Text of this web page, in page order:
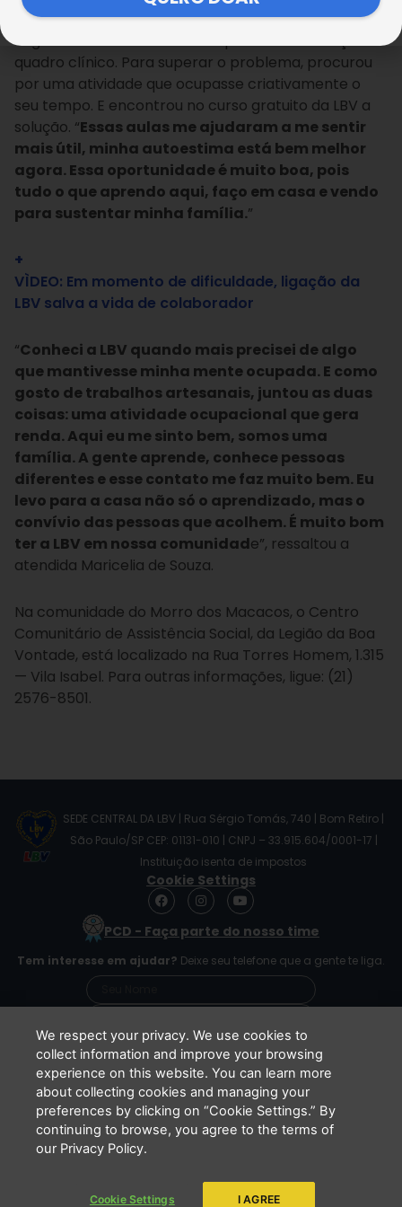
A atendida Gina Clara sofria de depressão. As horas
vagas em casa colaboravam para a manutenção do
quadro clínico. Para superar o problema, procurou
por uma atividade que ocupasse criativamente o
seu tempo. E encontrou no curso gratuito da LBV a
solução. “Essas aulas me ajudaram a me sentir
mais útil, minha autoestima está bem melhor
agora. Essa oportunidade é muito boa, pois
tudo o que aprendo aqui, faço em casa e vendo
para sustentar minha família.”
+
VÌDEO: Em momento de dificuldade, ligação da
LBV salva a vida de colaborador
“Conheci a LBV quando mais precisei de algo
que mantivesse minha mente ocupada. E como
gosto de trabalhos artesanais, juntou as duas
coisas: uma atividade ocupacional que gera
renda. Aqui eu me sinto bem, somos uma
família. A gente aprende, conhece pessoas
diferentes e esse contato me faz muito bem. Eu
levo para a casa não só o aprendizado, mas o
convívio das pessoas que acolhem. É muito bom
ter a LBV em nossa comunidade”, ressaltou a
atendida Maricelia de Souza.
Na comunidade do Morro dos Macacos, o Centro
Comunitário de Assistência Social, da Legião da Boa
Vontade, está localizado na Rua Torres Homem, 1.315
— Vila Isabel. Para outras informações, ligue: (21)
2576-8501.
SEDE CENTRAL DA LBV | Rua Sérgio Tomás, 740 | Bom Retiro |
São Paulo/SP CEP: 01131-010 | CNPJ – 33.915.604/0001-17 |
Instituição isenta de impostos
Cookie Settings
F
a
e
o
o
I
n
s
t
g
r
m
Y
o
t
b
e
PCD - Faça parte do nosso time
Tem interesse em ajudar? Deixe seu telefone que a gente te liga.
Li e concordo que minhas informações serão
tratadas de acordo com oAviso de Privacidade
da LBV
ENVIAR
Copyright 2026 - LBV - Legião da Boa Vontade. Todos os direitos
We respect your privacy. We use cookies to
collect information and improve your browsing
experience on this website. You can learn more
about collecting cookies and managing your
preferences by clicking on “Cookie Settings.” By
continuing to browse, you agree to the terms of
our Privacy Policy.
Cookie Settings I AGREE